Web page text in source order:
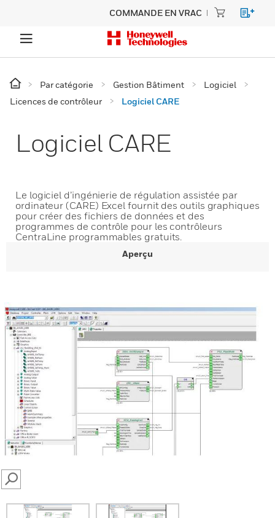
COMMANDE EN VRAC
Par catégorie Gestion Bâtiment
Logiciel
Licences de contrôleur
Logiciel CARE
Logiciel CARE
Le logiciel d’ingénierie de régulation assistée par
ordinateur (CARE) Excel fournit des outils graphiques
pour créer des fichiers de données et des
programmes de contrôle pour les contrôleurs
CentraLine programmables gratuits.
Aperçu
SEARCH